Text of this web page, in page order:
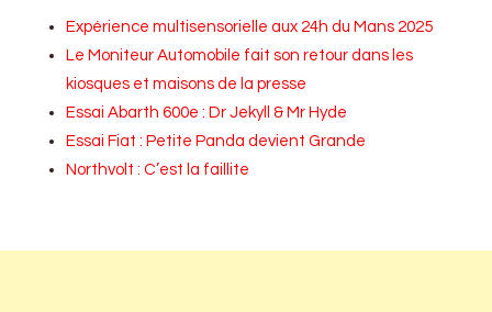
Expérience multisensorielle aux 24h du Mans 2025
Le Moniteur Automobile fait son retour dans les
kiosques et maisons de la presse
Essai Abarth 600e : Dr Jekyll & Mr Hyde
Essai Fiat : Petite Panda devient Grande
Northvolt : C’est la faillite